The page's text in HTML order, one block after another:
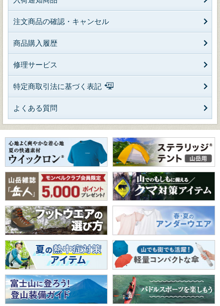
注文商品の確認・キャンセル
商品購入履歴
修理サービス
特定商取引法に基づく表記
よくある質問